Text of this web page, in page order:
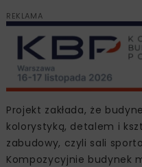
REKLAMA
Projekt zakłada, że
kolorystyką, detalem i
zabudowy, czyli sali
Kompozycyjnie budynek